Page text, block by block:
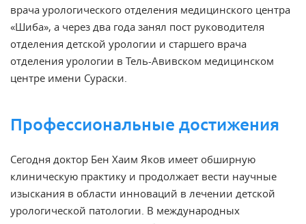
врача урологического отделения медицинского центра
«Шиба», а через два года занял пост руководителя
отделения детской урологии и старшего врача
отделения урологии в Тель-Авивском медицинском
центре имени Сураски.
Профессиональные достижения
Сегодня доктор Бен Хаим Яков имеет обширную
клиническую практику и продолжает вести научные
изыскания в области инноваций в лечении детской
урологической патологии. В международных